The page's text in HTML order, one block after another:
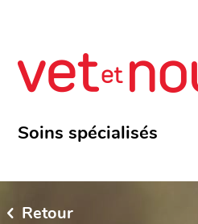
Soins spécialisés
Retour